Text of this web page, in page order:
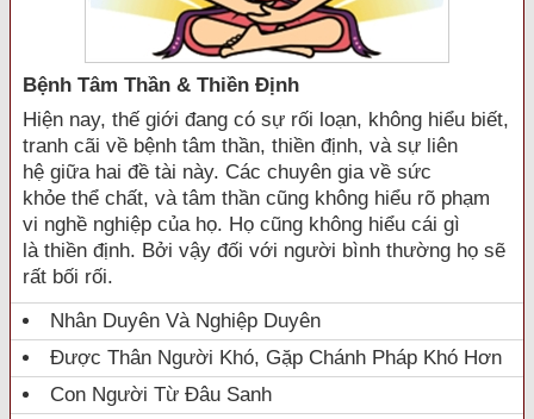
Bệnh Tâm Thần & Thiền Định
Hiện nay, thế giới đang có sự rối loạn, không hiểu biết,
tranh cãi về bệnh tâm thần, thiền định, và sự liên
hệ giữa hai đề tài này. Các chuyên gia về sức
khỏe thể chất, và tâm thần cũng không hiểu rõ phạm
vi nghề nghiệp của họ. Họ cũng không hiểu cái gì
là thiền định. Bởi vậy đối với người bình thường họ sẽ
rất bối rối.
Nhân Duyên Và Nghiệp Duyên
Được Thân Người Khó, Gặp Chánh Pháp Khó Hơn
Con Người Từ Đâu Sanh